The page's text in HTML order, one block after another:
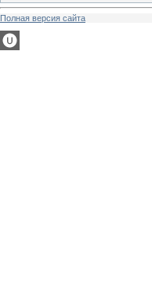
Полная версия сайта